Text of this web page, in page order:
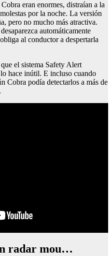
eran enormes, distraían a la
por la noche. La versión
pero no mucho más atractiva.
automáticamente
al conductor a despertarla
el sistema Safety Alert
hace inútil. E incluso cuando
Cobra podía detectarlos a más de
radar mou…